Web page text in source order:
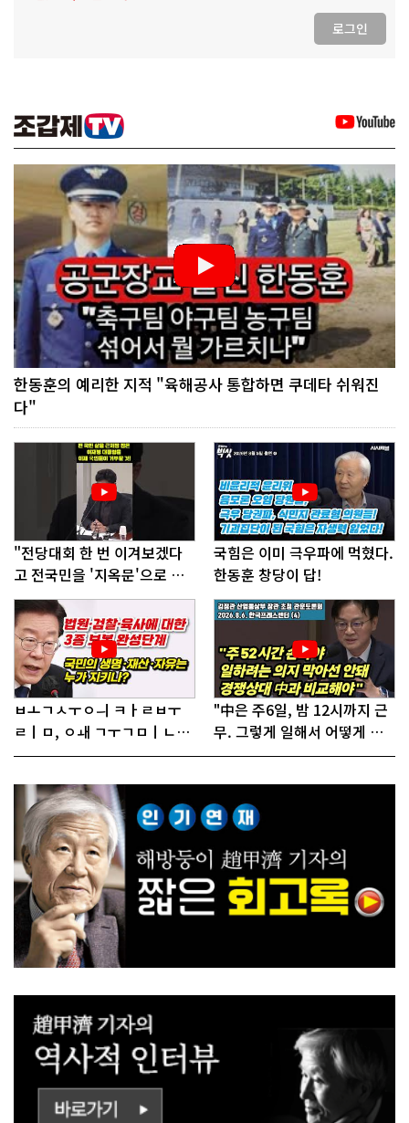
로그인
한동훈의 예리한 지적 "육해공사 통합하면 쿠데타 쉬워진
다"
"전당대회 한 번 이겨보겠다
고 전국민을 '지옥문'으로 밀
어!"
국힘은 이미 극우파에 먹혔다.
한동훈 창당이 답!
ㅂㅗㄱㅅㅜㅇㅢ ㅋㅏㄹㅂㅜ
ㄹㅣㅁ, ㅇㅙ ㄱㅜㄱㅁㅣㄴㄷ
ㅡㄹㅇㅣ ㄷㅏㅇㅎㅐㅇㅑ ㅎ
"中은 주6일, 밤 12시까지 근
무. 그렇게 일해서 어떻게 경
쟁하냐 반문하더라"